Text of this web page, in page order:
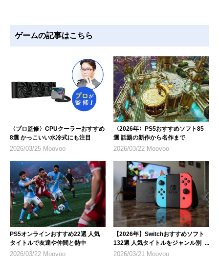
ゲームの記事はこちら
〈プロ監修〉CPUクーラーおすすめ
8選 かっこいい水冷式にも注目
2026/03/25 Moovoo
〈2026年〉PS5おすすめソフト85
選 話題の新作から名作まで
2026/03/22 Moovoo
PS5オンラインおすすめ22選 人気
タイトルで友達や仲間と熱中
2026/03/22 Moovoo
【2026年】Switchおすすめソフト
132選 人気タイトルをジャンル別に
紹介
2026/03/21 Moovoo